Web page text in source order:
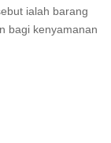
ialah barang
bagi kenyamanan